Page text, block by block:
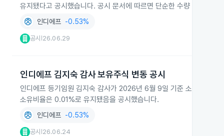
유지됐다고 공시했습니다. 공시 문서에 따르면 단순한 수량 변경으로
인디에프 -0.53%
공시 26.06.29
인디에프 김지숙 감사 보유주식 변동 공시
인디에프 등기임원 김지숙 감사가 2026년 6월 9일 기준 소유상황보
소유비율은 0.01%로 유지됐음을 공시했습니다.
인디에프 -0.53%
공시 26.06.24